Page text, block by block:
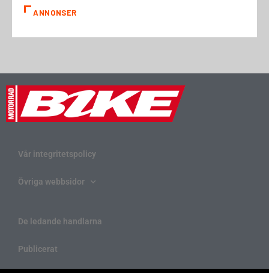
ANNONSER
Vår integritetspolicy
Övriga webbsidor
De ledande handlarna
Publicerat